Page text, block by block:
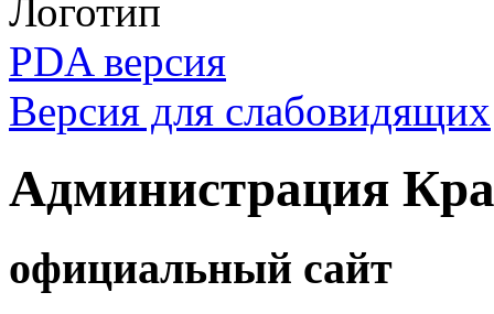
PDA версия
Версия для слабовидящих
Администрация
официальный сайт